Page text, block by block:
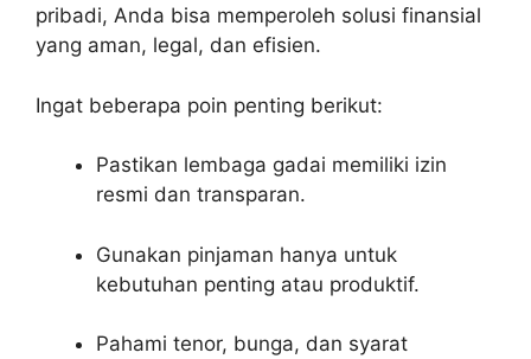
pribadi, Anda bisa memperoleh solusi finansial
yang aman, legal, dan efisien.
Ingat beberapa poin penting berikut:
Pastikan lembaga gadai memiliki izin
resmi dan transparan.
Gunakan pinjaman hanya untuk
kebutuhan penting atau produktif.
Pahami tenor, bunga, dan syarat